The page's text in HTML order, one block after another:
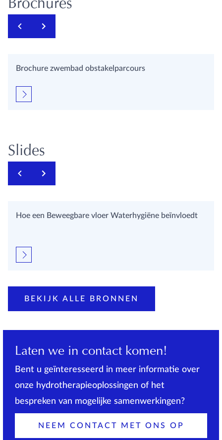
Brochures
Brochure zwembad obstakelparcours
Slides
Hoe een Beweegbare vloer Waterhygiëne beïnvloedt
BEKIJK ALLE BRONNEN
Laten we in contact komen!
Bent u geïnteresseerd in meer informatie over
onze hydrotherapieoplossingen of het
bespreken van mogelijke samenwerkingen?
NEEM CONTACT MET ONS OP